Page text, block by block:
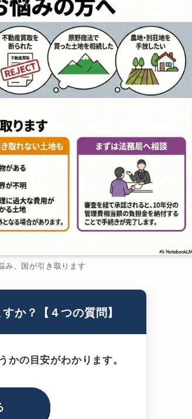
み、国が引き取ります
か？【４つの質問】
かの目安がわかります。